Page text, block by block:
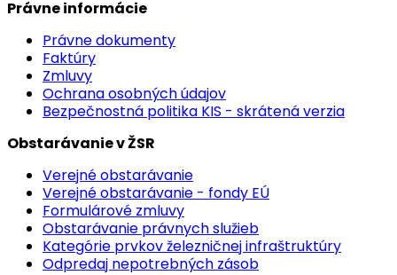
Právne informácie
Právne dokumenty
Faktúry
Zmluvy
Ochrana osobných údajov
Bezpečnostná politika KIS - skrátená verzia
Obstarávanie v ŽSR
Verejné obstarávanie
Verejné obstarávanie - fondy EÚ
Formulárové zmluvy
Obstarávanie právnych služieb
Kategórie prvkov železničnej infraštruktúry
Odpredaj nepotrebných zásob